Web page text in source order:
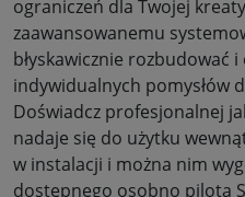
ograniczeń dla Twojej
zaawansowanemu
błyskawicznie rozbudować
indywidualnych pomysłów
Doświadcz profesjonalnej
nadaje się do użytku
w instalacji i można nim
dostępnego osobno pilota